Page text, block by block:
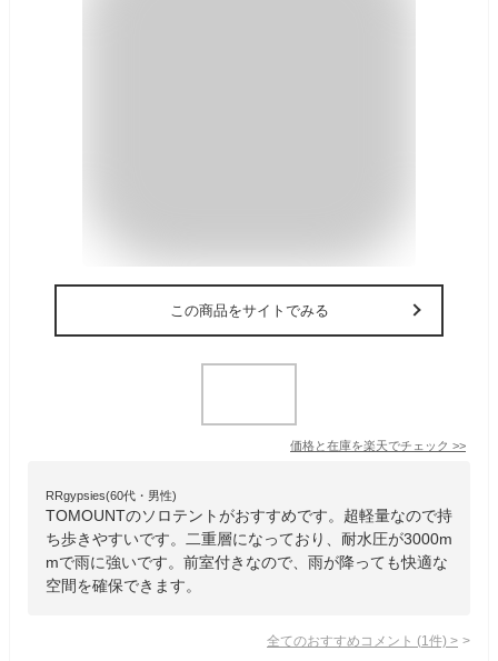
この商品をサイトでみる
価格と在庫を楽天でチェック >>
RRgypsies(60代・男性)
TOMOUNTのソロテントがおすすめです。超軽量なので持
ち歩きやすいです。二重層になっており、耐水圧が3000m
mで雨に強いです。前室付きなので、雨が降っても快適な
空間を確保できます。
全てのおすすめコメント (1 件) >